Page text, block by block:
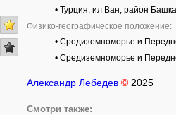
• Турция, ил Ван, район
Физико-географическое положение:
• Средиземноморье и
• Средиземноморье и
Александр Лебедев © 2025
Смотри также: